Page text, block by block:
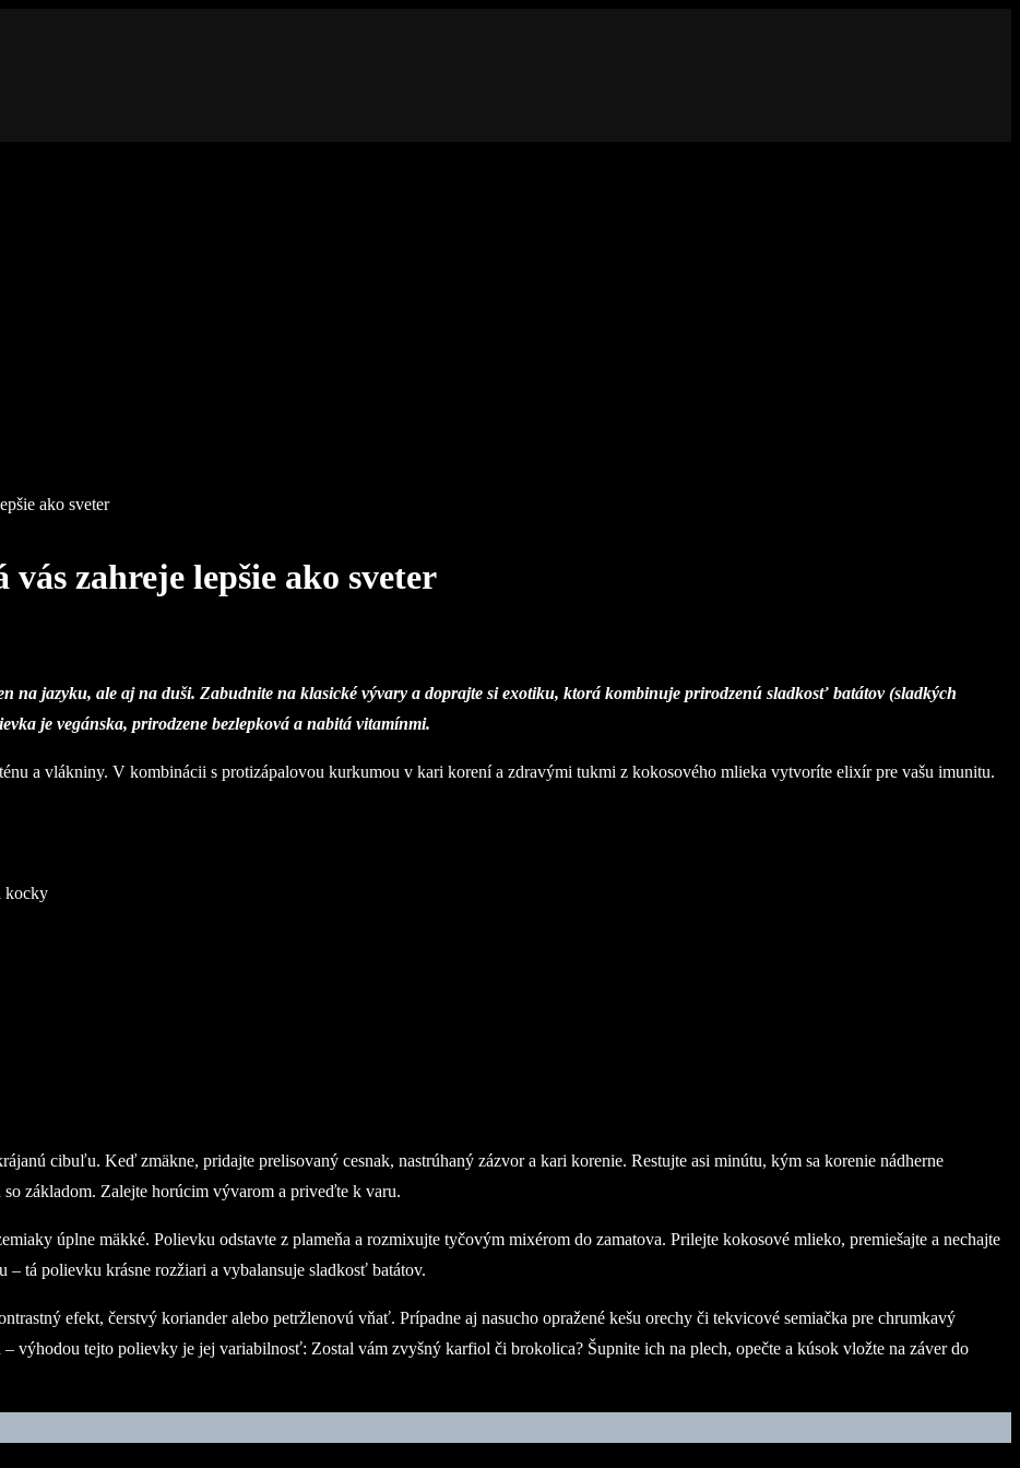
ako sveter
zahreje lepšie ako sveter
na jazyku, ale aj na duši. Zabudnite na klasické vývary a doprajte si exotiku, ktorá kombinuje prirodzenú sladkosť batátov (sladkých
je vegánska, prirodzene bezlepková a nabitá vitamínmi.
a vlákniny. V kombinácii s protizápalovou kurkumou v kari korení a zdravými tukmi z kokosového mlieka vytvoríte elixír pre vašu imunitu.
kocky
cibuľu. Keď zmäkne, pridajte prelisovaný cesnak, nastrúhaný zázvor a kari korenie. Restujte asi minútu, kým sa korenie nádherne
základom. Zalejte horúcim vývarom a priveďte k varu.
úplne mäkké. Polievku odstavte z plameňa a rozmixujte tyčovým mixérom do zamatova. Prilejte kokosové mlieko, premiešajte a nechajte
tá polievku krásne rozžiari a vybalansuje sladkosť batátov.
efekt, čerstvý koriander alebo petržlenovú vňať. Prípadne aj nasucho opražené kešu orechy či tekvicové semiačka pre chrumkavý
výhodou tejto polievky je jej variabilnosť: Zostal vám zvyšný karfiol či brokolica? Šupnite ich na plech, opečte a kúsok vložte na záver do